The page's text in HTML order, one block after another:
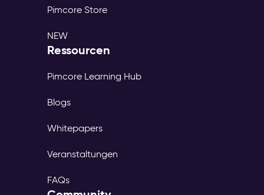
Pimcore Store
NEW
Ressourcen
Pimcore Learning Hub
Blogs
Whitepapers
Veranstaltungen
FAQs